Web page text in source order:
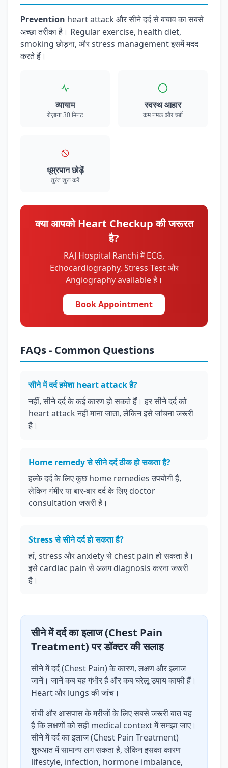
Prevention heart attack और सीने दर्द से बचाव का सबसे
अच्छा तरीका है। Regular exercise, health diet,
smoking छोड़ना, और stress management इसमें मदद
करते हैं।
व्यायाम
रोज़ाना 30 मिनट
स्वस्थ आहार
कम नमक और चर्बी
धूम्रपान छोड़ें
तुरंत शुरू करें
क्या आपको Heart Checkup की जरूरत
है?
RAJ Hospital Ranchi में ECG,
Echocardiography, Stress Test और
Angiography available है।
Book Appointment
FAQs - Common Questions
सीने में दर्द हमेशा heart attack है?
नहीं, सीने दर्द के कई कारण हो सकते हैं। हर सीने दर्द को
heart attack नहीं माना जाता, लेकिन इसे जांचना जरूरी
है।
Home remedy से सीने दर्द ठीक हो सकता है?
हल्के दर्द के लिए कुछ home remedies उपयोगी हैं,
लेकिन गंभीर या बार-बार दर्द के लिए doctor
consultation जरूरी है।
Stress से सीने दर्द हो सकता है?
हां, stress और anxiety से chest pain हो सकता है।
इसे cardiac pain से अलग diagnosis करना जरूरी
है।
सीने में दर्द का इलाज (Chest Pain
Treatment) पर डॉक्टर की सलाह
सीने में दर्द (Chest Pain) के कारण, लक्षण और इलाज
जानें। जानें कब यह गंभीर है और कब घरेलू उपाय काफी हैं।
Heart और lungs की जांच।
रांची और आसपास के मरीजों के लिए सबसे जरूरी बात यह
है कि लक्षणों को सही medical context में समझा जाए।
सीने में दर्द का इलाज (Chest Pain Treatment)
शुरुआत में सामान्य लग सकता है, लेकिन इसका कारण
lifestyle, infection, hormone imbalance,